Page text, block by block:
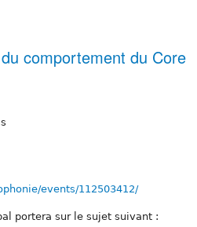
comportement du Core
events/112503412/
portera sur le sujet suivant :